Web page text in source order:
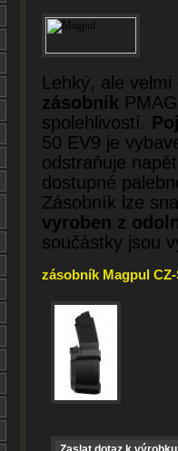
Lehký, ale velmi
zásobník
spolehlivostí.
50 EV9 je
odstraňuje
dostupné
Zásobník lze
vyroben z
součástky jsou
zásobník Magpul